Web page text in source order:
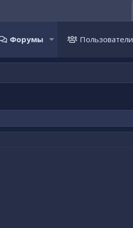
Форумы Пользователи